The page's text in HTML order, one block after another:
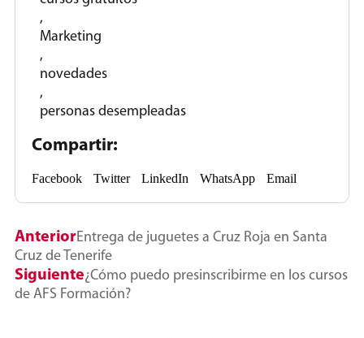
,
Marketing
,
novedades
,
personas desempleadas
Compartir:
Facebook Twitter LinkedIn WhatsApp Email
AnteriorEntrega de juguetes a Cruz Roja en Santa
Cruz de Tenerife
Siguiente¿Cómo puedo presinscribirme en los cursos
de AFS Formación?